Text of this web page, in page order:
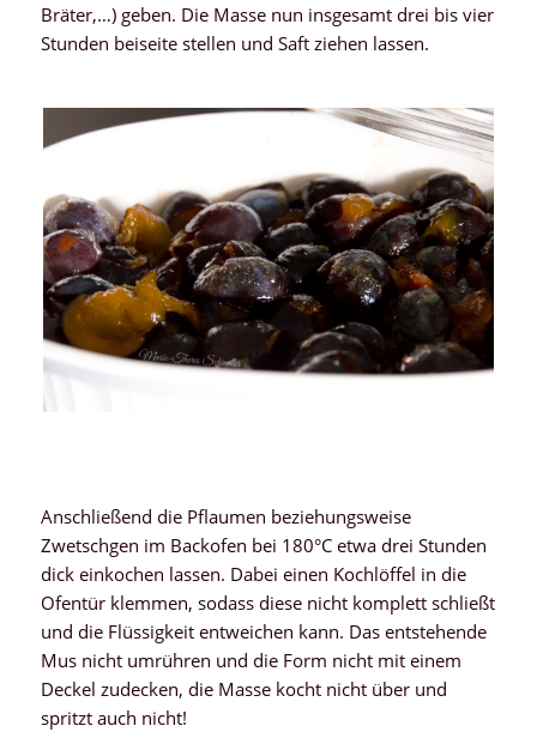
Bräter,…) geben. Die Masse nun insgesamt drei bis vier
Stunden beiseite stellen und Saft ziehen lassen.
Anschließend die Pflaumen beziehungsweise
Zwetschgen im Backofen bei 180°C etwa drei Stunden
dick einkochen lassen. Dabei einen Kochlöffel in die
Ofentür klemmen, sodass diese nicht komplett schließt
und die Flüssigkeit entweichen kann. Das entstehende
Mus nicht umrühren und die Form nicht mit einem
Deckel zudecken, die Masse kocht nicht über und
spritzt auch nicht!